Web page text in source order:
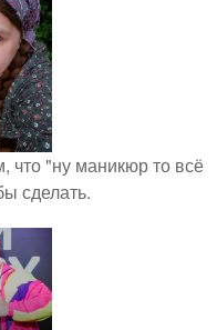
что "ну маникюр то всё
сделать.